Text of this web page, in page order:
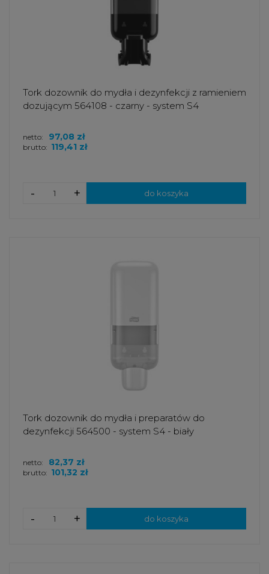
Tork dozownik do mydła i dezynfekcji z ramieniem
dozującym 564108 - czarny - system S4
brutto: 119,41 zł
netto: 97,08 zł
+
- do koszyka
Tork dozownik do mydła i preparatów do
dezynfekcji 564500 - system S4 - biały
brutto: 101,32 zł
netto: 82,37 zł
+
- do koszyka